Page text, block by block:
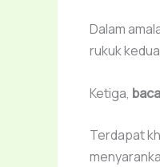
Dalam
rukuk
Ketiga,
Terdapat